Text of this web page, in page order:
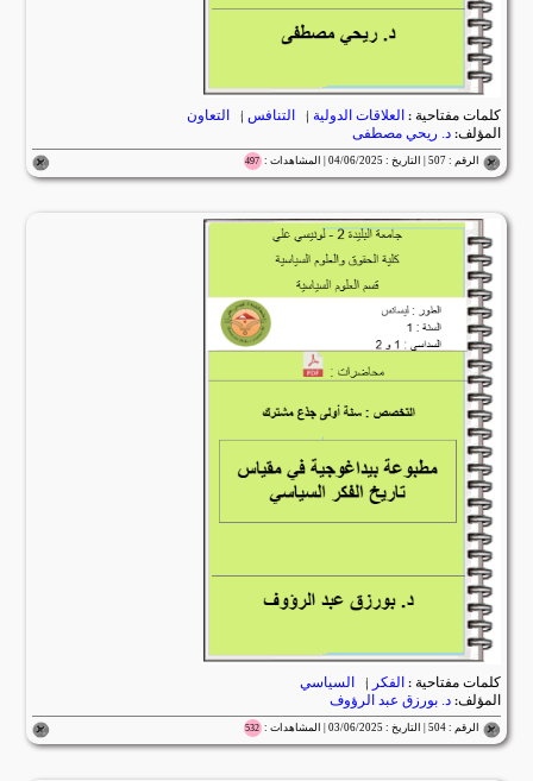
كلمات مفتاحية : العلاقات الدولية | التنافس | التعاون
المؤلف:د. ريحي مصطفى
الرقم : 507 | التاريخ : 04/06/2025 | المشاهدات : 497
كلمات مفتاحية : الفكر | السياسي
المؤلف:د. بورزق عبد الرؤوف
الرقم : 504 | التاريخ : 03/06/2025 | المشاهدات : 532